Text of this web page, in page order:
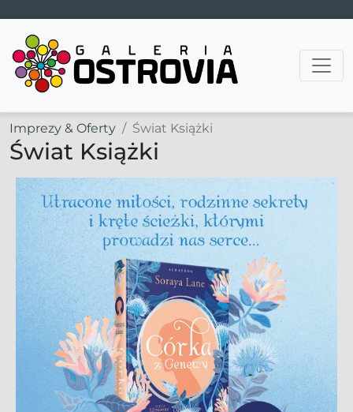
Main Navigation
Imprezy & Oferty Świat Książki
Świat Książki